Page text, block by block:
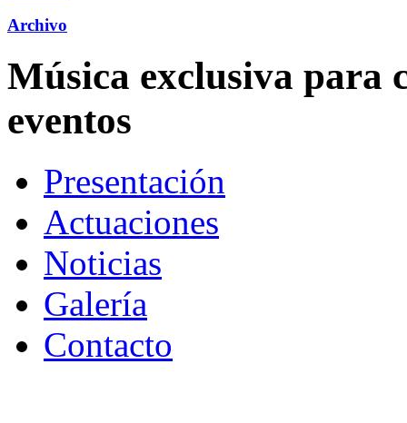
Archivo
Música exclusiva para
eventos
Presentación
Actuaciones
Noticias
Galería
Contacto